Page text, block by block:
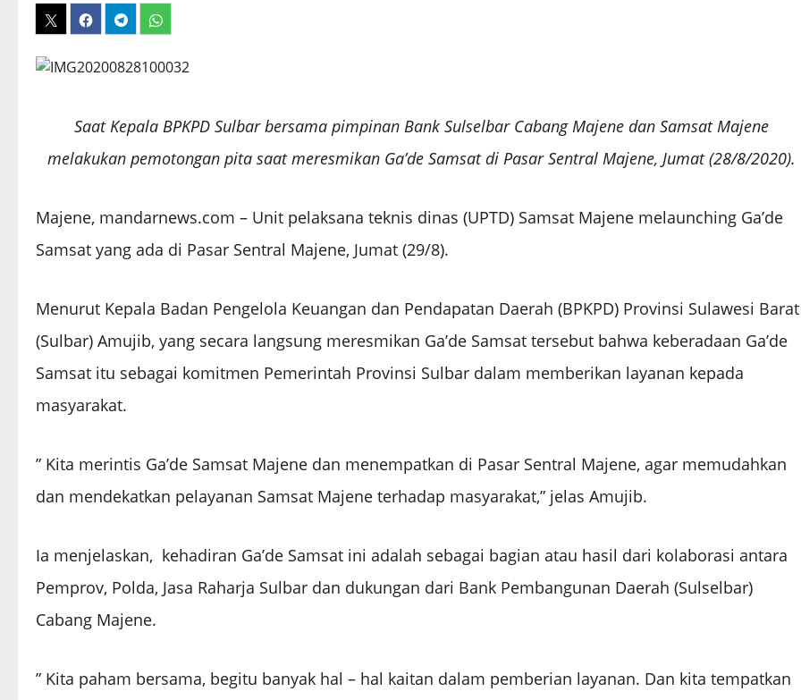
Saat Kepala BPKPD Sulbar bersama pimpinan Bank Sulselbar Cabang Majene dan Samsat Majene
melakukan pemotongan pita saat meresmikan Ga’de Samsat di Pasar Sentral Majene, Jumat (28/8/2020).
Majene, mandarnews.com – Unit pelaksana teknis dinas (UPTD) Samsat Majene melaunching Ga’de
Samsat yang ada di Pasar Sentral Majene, Jumat (29/8).
Menurut Kepala Badan Pengelola Keuangan dan Pendapatan Daerah (BPKPD) Provinsi Sulawesi Barat
(Sulbar) Amujib, yang secara langsung meresmikan Ga’de Samsat tersebut bahwa keberadaan Ga’de
Samsat itu sebagai komitmen Pemerintah Provinsi Sulbar dalam memberikan layanan kepada
masyarakat.
” Kita merintis Ga’de Samsat Majene dan menempatkan di Pasar Sentral Majene, agar memudahkan
dan mendekatkan pelayanan Samsat Majene terhadap masyarakat,” jelas Amujib.
Ia menjelaskan, kehadiran Ga’de Samsat ini adalah sebagai bagian atau hasil dari kolaborasi antara
Pemprov, Polda, Jasa Raharja Sulbar dan dukungan dari Bank Pembangunan Daerah (Sulselbar)
Cabang Majene.
” Kita paham bersama, begitu banyak hal – hal kaitan dalam pemberian layanan. Dan kita tempatkan